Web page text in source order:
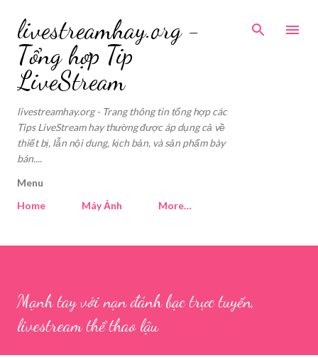
livestreamhay.org -
Tổng hợp Tip
LiveStream
livestreamhay.org - Trang thông tin tổng hợp các
Tips LiveStream hay thường được áp dụng cả về
thiết bị, lẫn nội dung, kịch bản, và sản phẩm bày
bán....
Menu
Home
Máy Ảnh More…
Mạnh tay với nạn đánh bạc trực tuyến,
livestream thể thao lậu